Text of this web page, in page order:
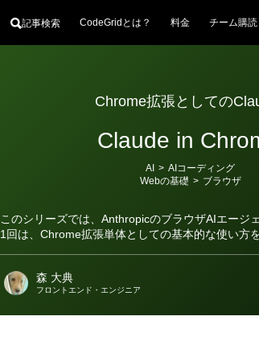
記事検索 CodeGridとは？ 料金 チーム購読
Chrome拡張としての
Claude in
このシリーズでは、AnthropicのブラウザAIエー
1回は、Chrome拡張単体としての基本的な使い方
カ
テ
ー
AI > AIコーディング
Webの基礎 > ブラウザ
森 大典
フロントエンド・エンジニア